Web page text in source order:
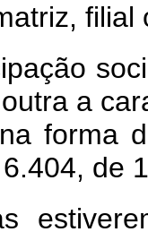
filial
a
forma
de